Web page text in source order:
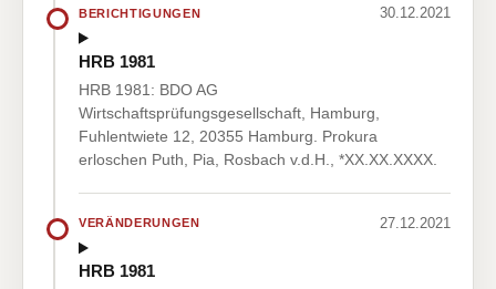
BERICHTIGUNGEN 30.12.2021
HRB 1981
HRB 1981: BDO AG
Wirtschaftsprüfungsgesellschaft, Hamburg,
Fuhlentwiete 12, 20355 Hamburg. Prokura
erloschen Puth, Pia, Rosbach v.d.H., *XX.XX.XXXX.
VERÄNDERUNGEN 27.12.2021
HRB 1981